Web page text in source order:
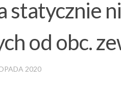
statycznie
od obc.
2020